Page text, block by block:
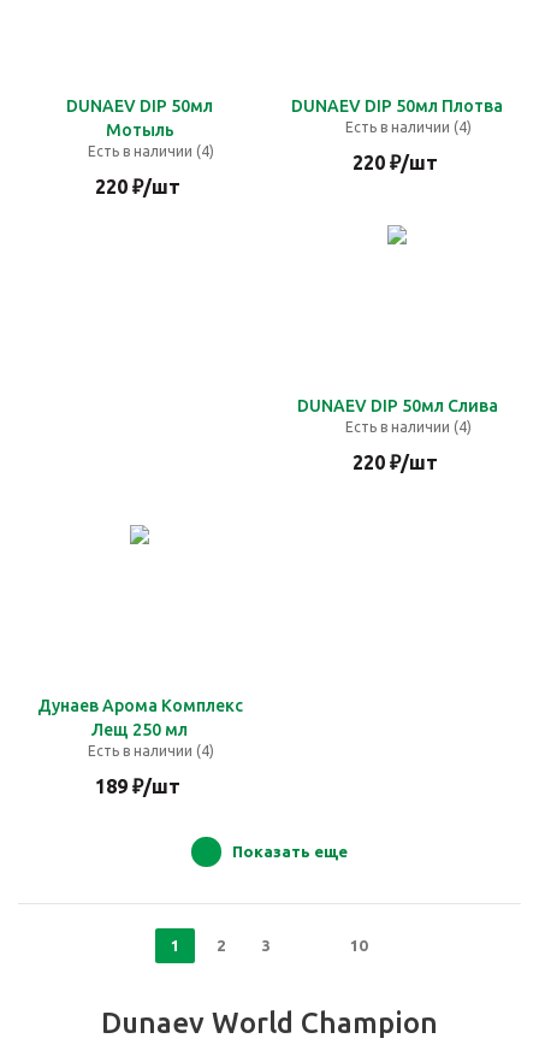
DUNAEV DIP 50мл
Мотыль
Есть в наличии (4)
220₽/шт
DUNAEV DIP 50мл Плотва
Есть в наличии (4)
220₽/шт
DUNAEV DIP 50мл Слива
Есть в наличии (4)
220₽/шт
Дунаев Арома Комплекс
Лещ 250 мл
Есть в наличии (4)
189₽/шт
Показать еще
1 2 3 10
Dunaev World Champion